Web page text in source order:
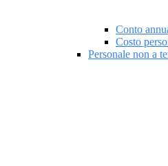
Conto
Costo
Personale non a